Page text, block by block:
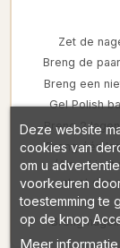
Zet de
Breng de
Breng een
Gel Polish
Breng 2
Breng één
(Als u kiest
ontvet dan
Breng
Deze website
cookies van
om u
voorkeuren
toestemming te
op de knop
Meer informatie